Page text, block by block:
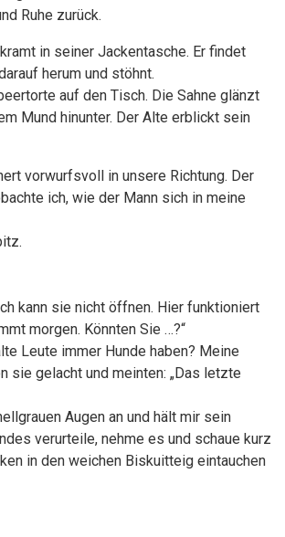
Ruhe zurück.
in seiner Jackentasche. Er findet
herum und stöhnt.
auf den Tisch. Die Sahne glänzt
Mund hinunter. Der Alte erblickt sein
vorwurfsvoll in unsere Richtung. Der
ich, wie der Mann sich in meine
kann sie nicht öffnen. Hier funktioniert
morgen. Könnten Sie …?“
Leute immer Hunde haben? Meine
sie gelacht und meinten: „Das letzte
Augen an und hält mir sein
verurteile, nehme es und schaue kurz
in den weichen Biskuitteig eintauchen